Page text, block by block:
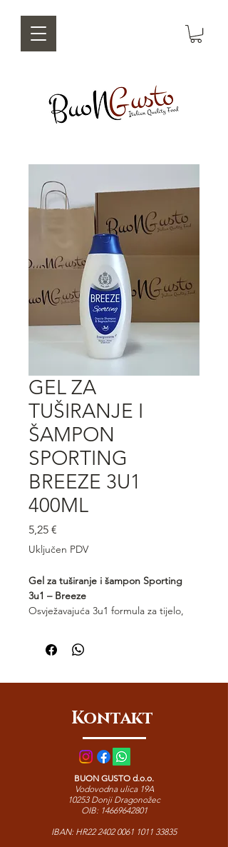
GEL ZA
TUŠIRANJE I
ŠAMPON
SPORTING
BREEZE 3U1
400ML
5,25 €
Uključen PDV
Gel za tuširanje i šampon Sporting
3u1 – Breeze
Osvježavajuća 3u1 formula za tijelo,
dinamičan stil života. Breeze Sporting
3u1 učinkovito čisti, revitalizira i
Idealan za svakodnevnu upotrebu,
aktivnosti.Kontakt
BUON GUSTO d.o.o.
Vodovodna ulica 19A
10253 Donji Dragonožec
OIB: 14669642801
IBAN: HR222402 0061 1011 33835